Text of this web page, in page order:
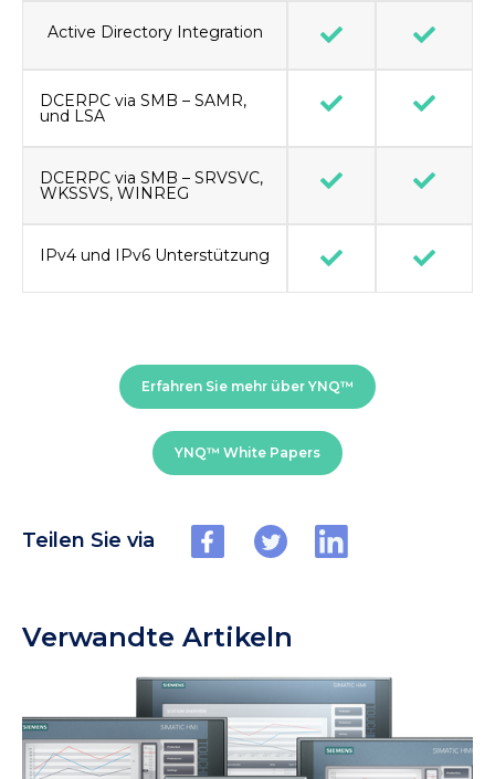
Active Directory Integration
DCERPC via SMB – SAMR,
und LSA
DCERPC via SMB – SRVSVC,
WKSSVS, WINREG
IPv4 und IPv6 Unterstützung
Erfahren Sie mehr über YNQ™
YNQ™ White Papers
Teilen Sie via
Verwandte Artikeln